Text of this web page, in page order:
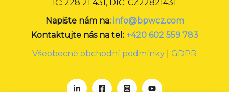
IČ: 228 21 431, DIČ: CZ22821431
Napište nám na: info@bpwcz.com
Kontaktujte nás na tel: +420 602 559 783
Všeobecné obchodní podmínky
GDPR